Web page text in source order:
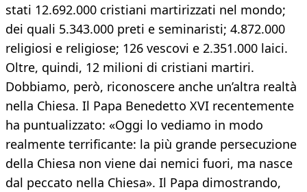
stati 12.692.000 cristiani martirizzati nel mondo;
dei quali 5.343.000 preti e seminaristi; 4.872.000
religiosi e religiose; 126 vescovi e 2.351.000 laici.
Oltre, quindi, 12 milioni di cristiani martiri.
Dobbiamo, però, riconoscere anche un’altra realtà
nella Chiesa. Il Papa Benedetto XVI recentemente
ha puntualizzato: «Oggi lo vediamo in modo
realmente terrificante: la più grande persecuzione
della Chiesa non viene dai nemici fuori, ma nasce
dal peccato nella Chiesa». Il Papa dimostrando,